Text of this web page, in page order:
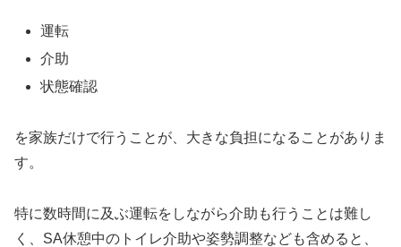
運転
介助
状態確認
を家族だけで行うことが、大きな負担になることがありま
す。
特に数時間に及ぶ運転をしながら介助も行うことは難し
く、SA休憩中のトイレ介助や姿勢調整なども含めると、